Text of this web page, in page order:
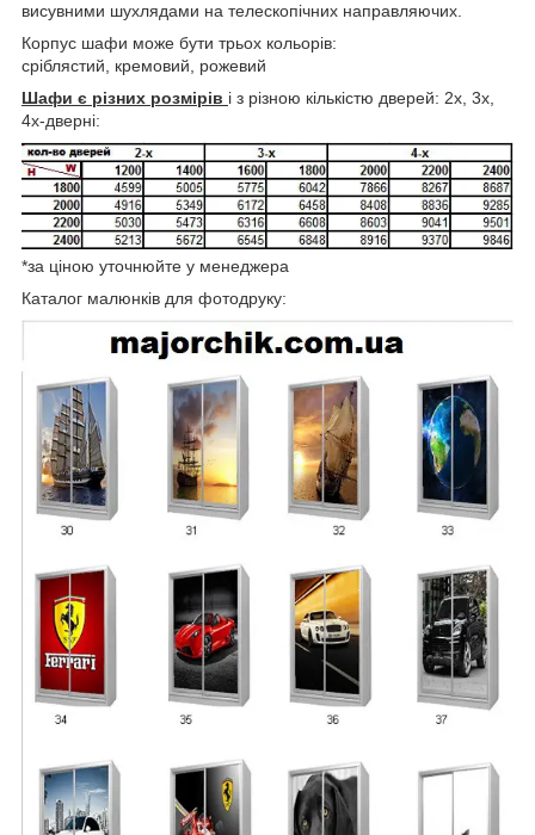
висувними шухлядами на телескопічних направляючих.
Корпус шафи може бути трьох кольорів:
сріблястий, кремовий, рожевий
Шафи є різних розмірів і з різною кількістю дверей: 2х, 3х,
4х-дверні:
*за ціною уточнюйте у менеджера
Каталог малюнків для фотодруку: